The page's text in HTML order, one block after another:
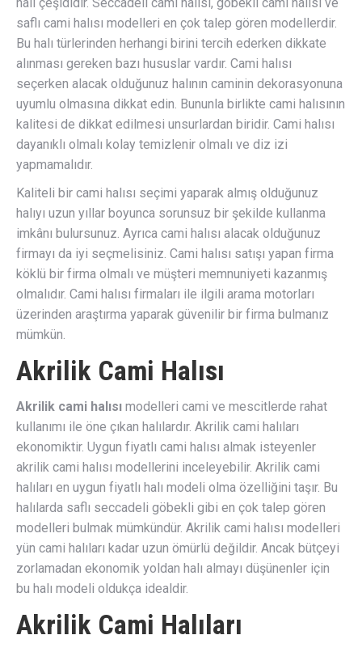
saflı cami halısı modelleri en çok talep gören modellerdir.
Bu halı türlerinden herhangi birini tercih ederken dikkate
alınması gereken bazı hususlar vardır. Cami halısı
seçerken alacak olduğunuz halının caminin dekorasyonuna
uyumlu olmasına dikkat edin. Bununla birlikte cami halısının
kalitesi de dikkat edilmesi unsurlardan biridir. Cami halısı
dayanıklı olmalı kolay temizlenir olmalı ve diz izi
yapmamalıdır.
Kaliteli bir cami halısı seçimi yaparak almış olduğunuz
halıyı uzun yıllar boyunca sorunsuz bir şekilde kullanma
imkânı bulursunuz. Ayrıca cami halısı alacak olduğunuz
firmayı da iyi seçmelisiniz. Cami halısı satışı yapan firma
köklü bir firma olmalı ve müşteri memnuniyeti kazanmış
olmalıdır. Cami halısı firmaları ile ilgili arama motorları
üzerinden araştırma yaparak güvenilir bir firma bulmanız
mümkün.
Akrilik Cami Halısı
Akrilik cami halısı modelleri cami ve mescitlerde rahat
kullanımı ile öne çıkan halılardır. Akrilik cami halıları
ekonomiktir. Uygun fiyatlı cami halısı almak isteyenler
akrilik cami halısı modellerini inceleyebilir. Akrilik cami
halıları en uygun fiyatlı halı modeli olma özelliğini taşır. Bu
halılarda saflı seccadeli göbekli gibi en çok talep gören
modelleri bulmak mümkündür. Akrilik cami halısı modelleri
yün cami halıları kadar uzun ömürlü değildir. Ancak bütçeyi
zorlamadan ekonomik yoldan halı almayı düşünenler için
bu halı modeli oldukça idealdir.
Akrilik Cami Halıları